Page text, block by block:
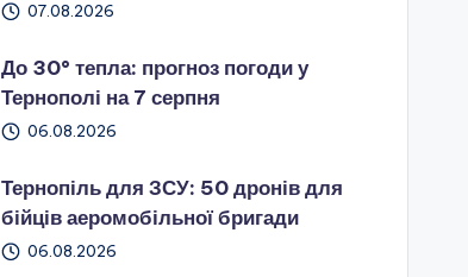
07.08.2026
До 30° тепла: прогноз погоди у
Тернополі на 7 серпня
06.08.2026
Тернопіль для ЗСУ: 50 дронів для
бійців аеромобільної бригади
06.08.2026